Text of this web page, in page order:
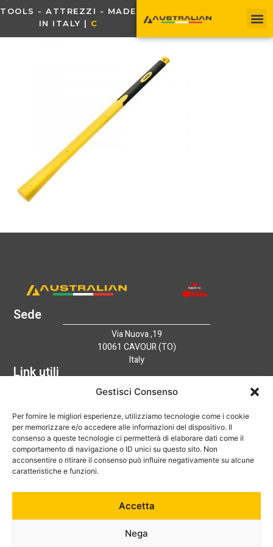
Gestisci Consenso
Per fornire le migliori esperienze, utilizziamo tecnologie come i cookie
per memorizzare e/o accedere alle informazioni del dispositivo. Il
consenso a queste tecnologie ci permetterà di elaborare dati come il
comportamento di navigazione o ID unici su questo sito. Non
acconsentire o ritirare il consenso può influire negativamente su alcune
caratteristiche e funzioni.
Accetta
Nega
TOOLS - ATTREZZI - MADE
IN ITALY | C
Sede
Via Nuova ,19
10061 CAVOUR (TO)
Italy
Link utili
Home
Catalogo
Tecnologia
News
Contatti
Hai bisogno di aiuto?
+39 0121 600752
info@australian-srl.com